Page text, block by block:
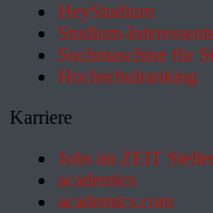
HeyStudium
Studium-
Suchmaschine für
Hochschulranking
Karriere
Jobs im ZEIT
academics
academics.com